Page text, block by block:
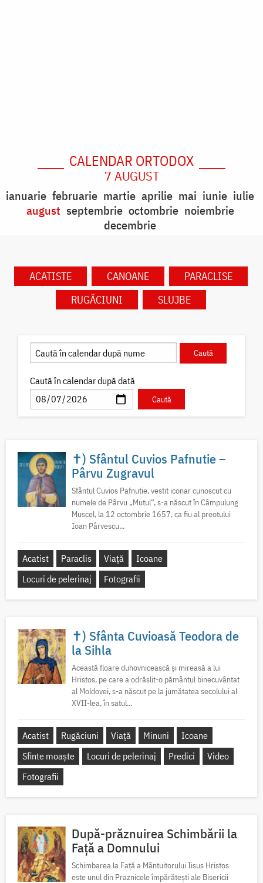
CALENDAR ORTODOX
7 AUGUST
ianuarie februarie martie aprilie mai iunie iulie
august septembrie octombrie noiembrie
decembrie
ACATISTE CANOANE
PARACLISE
RUGĂCIUNI
SLUJBE
Caută în calendar după dată
✝) Sfântul Cuvios Pafnutie –
Pârvu Zugravul
Sfântul Cuvios Pafnutie, vestit iconar cunoscut cu
numele de Pârvu „Mutul”, s-a născut în Câmpulung
Muscel, la 12 octombrie 1657, ca fiu al preotului
Ioan Pârvescu...
Acatist Paraclis Viață
Icoane
Locuri de pelerinaj
Fotografii
✝) Sfânta Cuvioasă Teodora de
la Sihla
Această floare duhovnicească și mireasă a lui
Hristos, pe care a odrăslit-o pământul binecuvântat
al Moldovei, s-a născut pe la jumătatea secolului al
XVII-lea, în satul...
Acatist Rugăciuni Viață Minuni
Icoane
Sfinte moaște
Locuri de pelerinaj Predici
Video
Fotografii
După-prăznuirea Schimbării la
Față a Domnului
Schimbarea la Față a Mântuitorului Iisus Hristos
este unul din Praznicele împărătești ale Bisericii